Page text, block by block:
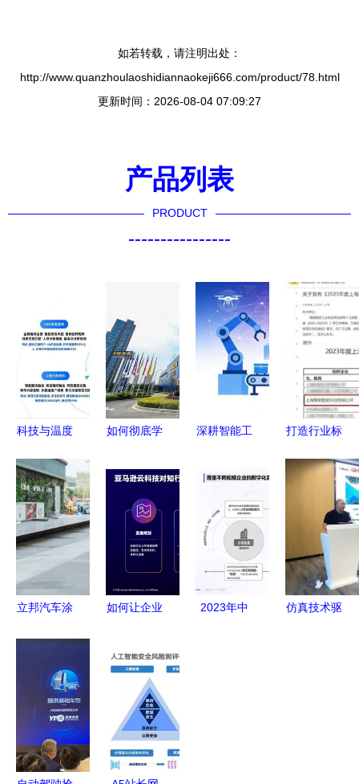
如若转载，请注明出处：
http://www.quanzhoulaoshidiannaokeji666.com/product/78.html
更新时间：2026-08-04 07:09:27
产品列表
PRODUCT
----------------
科技与温度
集团轻松保
严选荣
获“2021领
航中国杰出
保险服务
奖”
如何彻底学
场景的构建
科技推广与
应用服务的
实践路径
深耕智能工
发企业发展
新动能 科
技推广和应
用服务
打造行业标
《2023年
度上海市智
能机器人标
杆企业与应
用场景推荐
立邦汽车涂
化市场十大
应用企
业”称号，
引领科技推
广新浪潮
如何让企业
马逊云科技
助力云管理
服务商加速
成长
2023年中
仿真技术驱